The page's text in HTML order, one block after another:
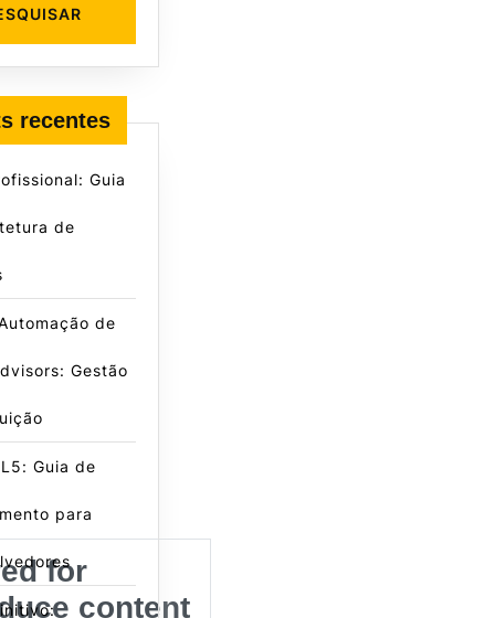
for
content
recentes
Guia
de
de
Gestão
Guia de
para